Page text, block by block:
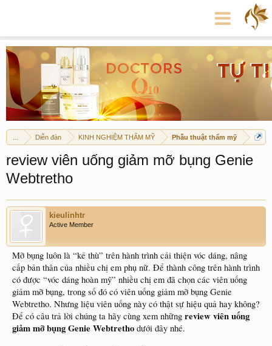
Diễn đàn KINH NGHIỆM THẨM MỸ Phẫu thuật thẩm mỹ
review viên uống giảm mỡ bụng Genie
Webtretho
kieulinhtr
Active Member
Mỡ bụng luôn là “kẻ thù” trên hành trình cải thiện vóc dáng, nâng
cấp bản thân của nhiều chị em phụ nữ. Để thành công trên hành trình
có được “vóc dáng hoàn mỹ” nhiều chị em đã chọn các viên uống
giảm mỡ bụng, trong số đó có viên uống giảm mỡ bụng Genie
Webtretho. Nhưng liệu viên uống này có thật sự hiệu quả hay không?
Để có câu trả lời chúng ta hãy cùng xem những review viên uống
giảm mỡ bụng Genie Webtretho dưới đây nhé.